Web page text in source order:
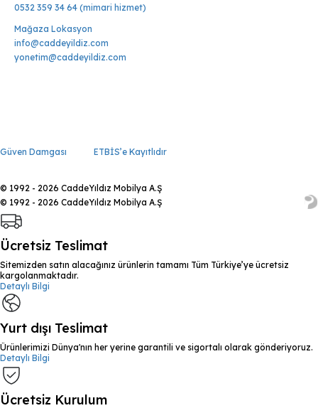
0532 359 34 64 (mimari hizmet)
Mağaza Lokasyon
info@caddeyildiz.com
yonetim@caddeyildiz.com
Güven Damgası ETBİS’e Kayıtlıdır
© 1992 - 2026 CaddeYıldız Mobilya A.Ş
© 1992 - 2026 CaddeYıldız Mobilya A.Ş
Ücretsiz Teslimat
Sitemizden satın alacağınız ürünlerin tamamı Tüm Türkiye’ye ücretsiz
kargolanmaktadır.
Detaylı Bilgi
Yurt dışı Teslimat
Ürünlerimizi Dünya'nın her yerine garantili ve sigortalı olarak gönderiyoruz.
Detaylı Bilgi
Ücretsiz Kurulum